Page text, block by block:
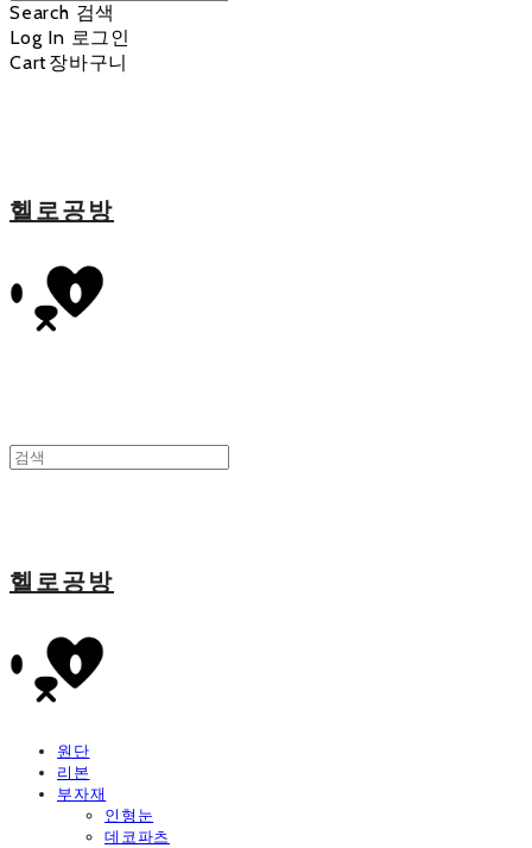
Search 검색
Log In 로그인
Cart장바구니
헬로공방
헬로공방
원단
리본
부자재
인형눈
데코파츠